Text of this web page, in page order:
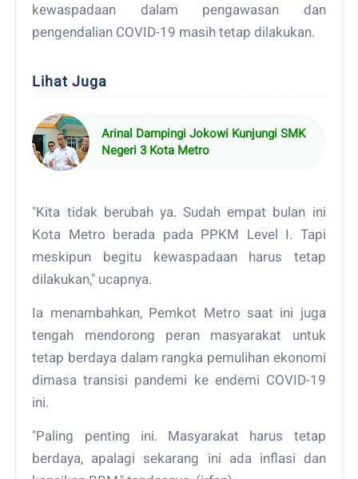
kewaspadaan dalam pengawasan dan
pengendalian COVID-19 masih tetap dilakukan.
Lihat Juga
Arinal Dampingi Jokowi Kunjungi SMK
Negeri 3 Kota Metro
"Kita tidak berubah ya. Sudah empat bulan ini
Kota Metro berada pada PPKM Level I. Tapi
meskipun begitu kewaspadaan harus tetap
dilakukan," ucapnya.
Ia menambahkan, Pemkot Metro saat ini juga
tengah mendorong peran masyarakat untuk
tetap berdaya dalam rangka pemulihan ekonomi
dimasa transisi pandemi ke endemi COVID-19
ini.
"Paling penting ini. Masyarakat harus tetap
berdaya, apalagi sekarang ini ada inflasi dan